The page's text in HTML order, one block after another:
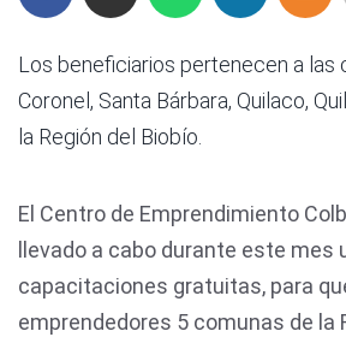
Los beneficiarios pertenecen a las
Coronel, Santa Bárbara, Quilaco,
la Región del Biobío.
El Centro de Emprendimiento
llevado a cabo durante este mes
capacitaciones gratuitas, para
emprendedores 5 comunas de la